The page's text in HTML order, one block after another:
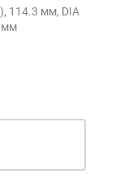
114.3 мм, DIA
мм